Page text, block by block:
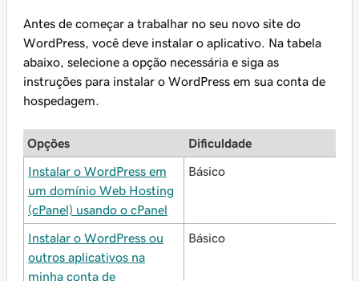
Antes de começar a trabalhar no seu novo site do
WordPress, você deve instalar o aplicativo. Na tabela
abaixo, selecione a opção necessária e siga as
instruções para instalar o WordPress em sua conta de
hospedagem.
Opções Dificuldade
Instalar o WordPress em
um domínio Web Hosting
(cPanel) usando o cPanel
Básico
Instalar o WordPress ou
outros aplicativos na
minha conta de
Básico